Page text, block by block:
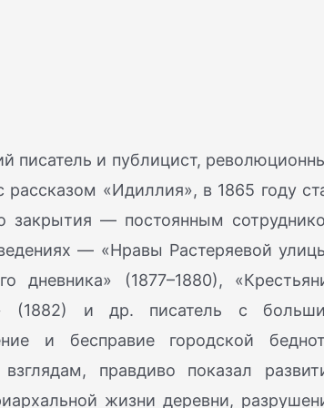
писатель и публицист,
«Идиллия», в 1865 году
закрытия — постоянным
— «Нравы Растеряевой
дневника» (1877–1880),
(1882) и др. писатель с
и бесправие городской
правдиво показал
жизни деревни,